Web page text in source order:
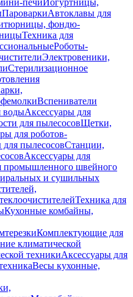
печиЙогуртницы,
ПароваркиАвтоклавы для
фондю-
Техника для
Роботы-
Электровеники,
Стерилизационное
Вспениватели
водыАксессуары для
для пылесосовЩетки,
для роботов-
пылесосовСтанции,
Аксессуары для
промышленного швейного
и сушильных
Техника для
Кухонные комбайны,
Комплектующие для
климатической
техникиАксессуары для
Весы кухонные,